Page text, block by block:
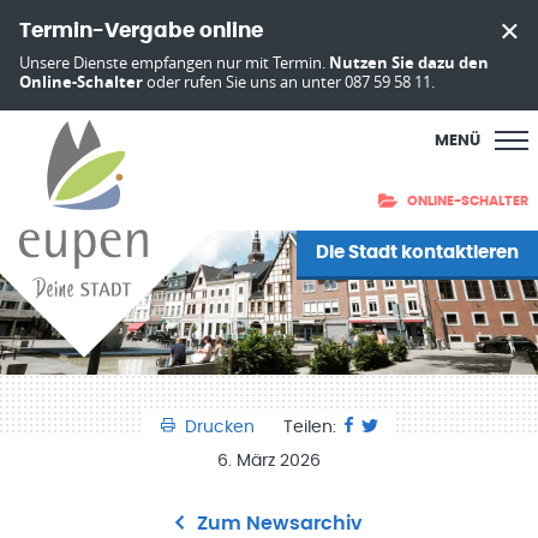
Termin-Vergabe online
Unsere Dienste empfangen nur mit Termin. Nutzen Sie dazu den
Online-Schalteroder rufen Sie uns an unter 087 59 58 11.
MENÜ
ONLINE-SCHALTER
Die Stadt kontaktieren
Drucken
Teilen:
6. März 2026
Zum Newsarchiv